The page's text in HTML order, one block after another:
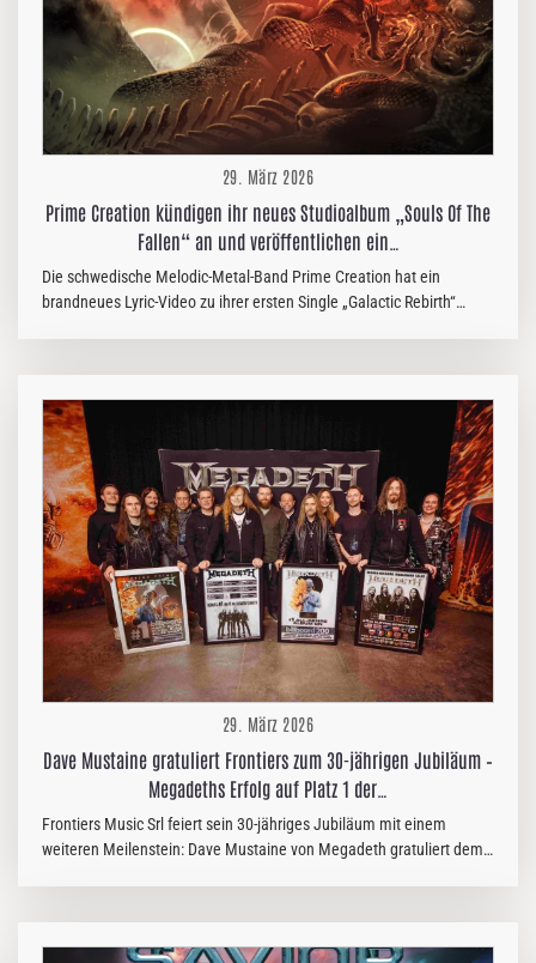
29. März 2026
Prime Creation kündigen ihr neues Studioalbum „Souls Of The
Fallen“ an und veröffentlichen ein…
Die schwedische Melodic-Metal-Band Prime Creation hat ein
brandneues Lyric-Video zu ihrer ersten Single „Galactic Rebirth“
Of Reigning Phoenix Music erscheint. Vorbestellungen sind ab sofort
unter https://primecreation.rpm.link/soulsPR möglich. Mit „Galactic
Rebirth“ gibt die Band einen eindrucksvollen ersten Vorgeschmack
auf die cineastische und emotionale Ausrichtung des Albums, das
mitreißende Melodien mit unerbittlicher Härte verbindet. Der Song
taucht tief in die…
29. März 2026
Dave Mustaine gratuliert Frontiers zum 30-jährigen Jubiläum –
Megadeths Erfolg auf Platz 1 der…
Frontiers Music Srl feiert sein 30-jähriges Jubiläum mit einem
weiteren Meilenstein: Dave Mustaine von Megadeth gratuliert dem
bedeutender Meilenstein für Frontiers und seine Partner und
unterstreicht das kontinuierliche Wachstum und die globale